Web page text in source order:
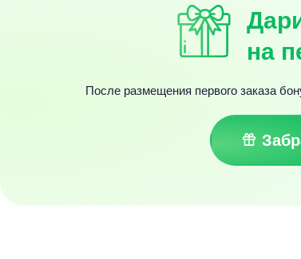
на
После размещения первого заказа